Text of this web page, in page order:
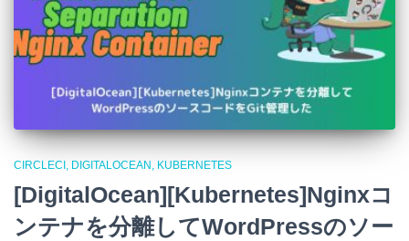
CIRCLECI DIGITALOCEAN KUBERNETES
[DigitalOcean][Kubernetes]Nginxコ
ンテナを分離してWordPressのソー